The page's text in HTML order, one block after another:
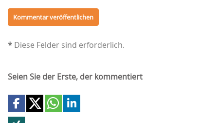
* Diese Felder sind erforderlich.
Seien Sie der Erste, der kommentiert